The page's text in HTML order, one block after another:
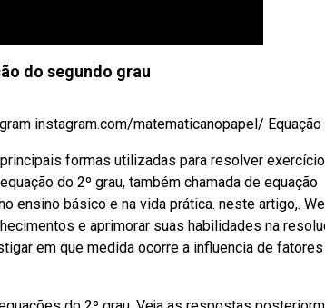
do segundo grau
instagram.com/matematicanopapel/ Equação
formas utilizadas para resolver
do 2º grau, também chamada de equação
ensino básico e na vida prática. neste artigo,.
e aprimorar suas habilidades na
em que medida ocorre a influencia de fatores